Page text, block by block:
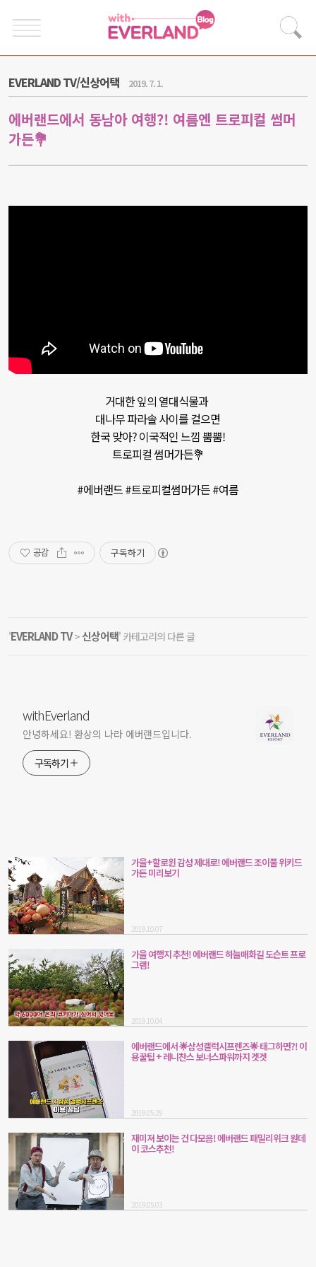
EVERLAND TV/신상어택 2019. 7. 1.
에버랜드에서 동남아 여행?! 여름엔 트로피컬 썸머
가든💐
거대한 잎의 열대식물과
대나무 파라솔 사이를 걸으면
한국 맞아? 이국적인 느낌 뿜뿜!
트로피컬 썸머가든💐
#에버랜드 #트로피컬썸머가든 #여름
공감 구독하기
'EVERLAND TV> 신상어택' 카테고리의 다른 글
withEverland
안녕하세요! 환상의 나라 에버랜드입니다.
구독하기
가을+할로윈 감성 제대로! 에버랜드 조이풀 위키드
가든 미리보기
2019.10.07
가을 여행지 추천! 에버랜드 하늘매화길 도슨트 프로
그램!
2019.10.04
에버랜드에서 🌟삼성갤럭시프렌즈🌟 태그하면?! 이
용꿀팁 + 레니찬스 보너스파워까지 겟겟
2019.05.29
재미져 보이는 건 다모음! 에버랜드 패밀리위크 원데
이 코스추천!
2019.05.03